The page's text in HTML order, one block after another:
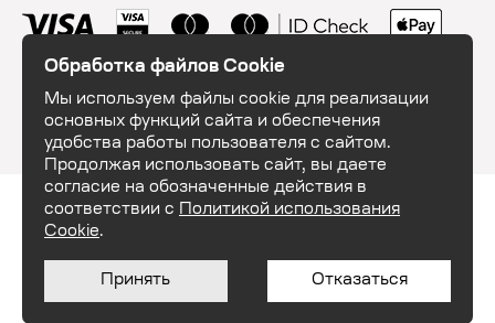
ООО "ЕвэндЕс". УНП 591035684. 230003, Республика Беларусь, г. Гродно,
шоссе Озёрское 16. Свидетельство о государственной регистрации
№591035684, выдано Гродненским городским исполнительным
реестре Республики Беларусь 26.02.2024 №574959.
© 2026 ООО "ЕвэндЕс"
Разработка сайта
Обработка файлов Cookie
Мы используем файлы cookie для реализации
основных функций сайта и обеспечения
удобства работы пользователя с сайтом.
Продолжая использовать сайт, вы даете
согласие на обозначенные действия в
соответствии с Политикой использования
Cookie.
Принять Отказаться